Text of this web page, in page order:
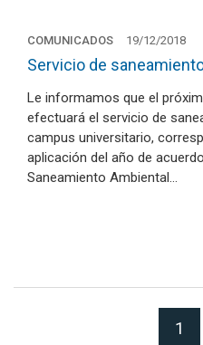
COMUNICADOS 19/12/2018
Servicio de
Le informamos que el
efectuará el servicio de
campus universitario,
aplicación del año de
Saneamiento Ambiental…
1